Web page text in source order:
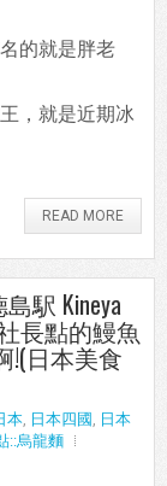
的就是胖老
，就是近期冰
READ MORE
駅 Kineya
長點的鰻魚
!(日本美食
本, 日本四國 , 日本
::烏龍麵